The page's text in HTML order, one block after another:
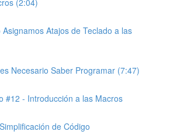
Asignamos Atajos de Teclado a las
Necesario Saber Programar (7:47)
#12 - Introducción a las Macros
de Código